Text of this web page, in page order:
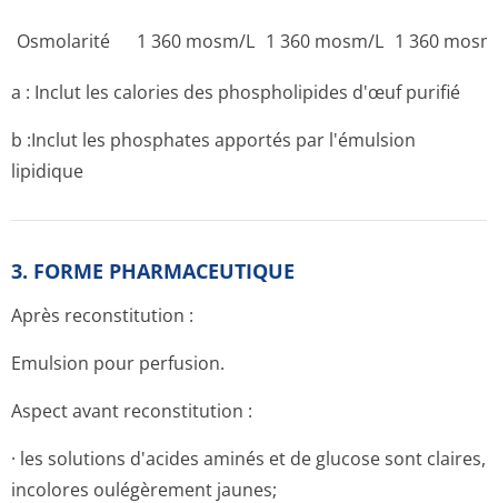
Osmolarité 1 360 mosm/L 1 360 mosm/L 1 360
a : Inclut les calories des phospholipides d'œuf purifié
b :Inclut les phosphates apportés par l'émulsion
lipidique
3. FORME PHARMACEUTIQUE
Après reconstitution :
Emulsion pour perfusion.
Aspect avant reconstitution :
· les solutions d'acides aminés et de glucose sont claires,
incolores oulégèrement jaunes;